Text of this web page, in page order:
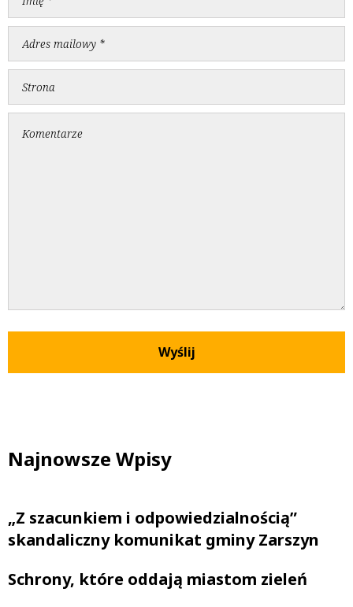
Najnowsze Wpisy
„Z szacunkiem i odpowiedzialnością”
skandaliczny komunikat gminy Zarszyn
Schrony, które oddają miastom zieleń